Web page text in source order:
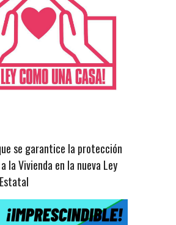
se garantice la protección
la Vivienda en la nueva Ley